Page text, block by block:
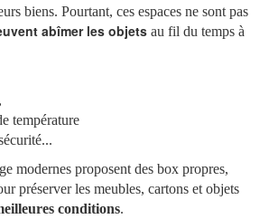
biens. Pourtant, ces espaces ne sont pas
abîmer les objets au fil du temps à
température
modernes proposent des box propres,
préserver les meubles, cartons et objets
conditions.